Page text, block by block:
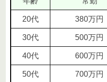
20代 380万円
30代 500万円
40代 600万円
50代 700万円